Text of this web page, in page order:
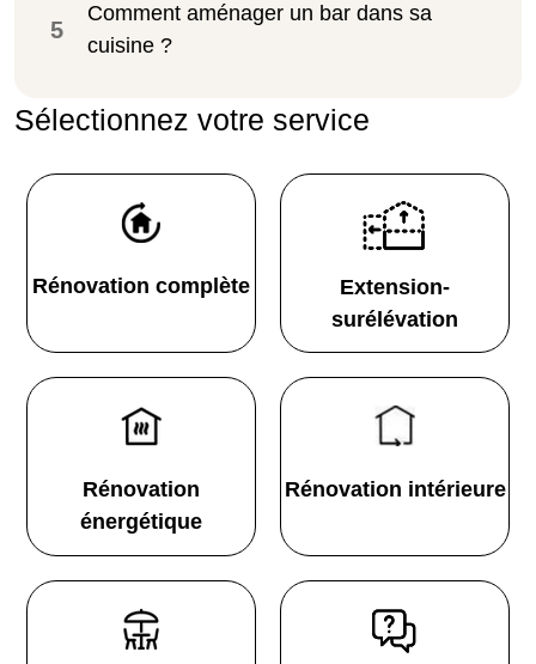
5
Comment aménager un bar dans sa
cuisine ?
Sélectionnez votre service
Rénovation complète
Extension-
surélévation
Rénovation
énergétique
Rénovation intérieure